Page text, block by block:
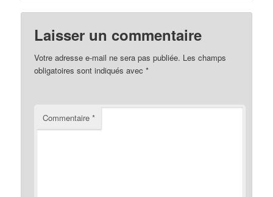
Laisser un commentaire
Votre adresse e-mail ne sera pas publiée. Les champs
obligatoires sont indiqués avec*
Commentaire*